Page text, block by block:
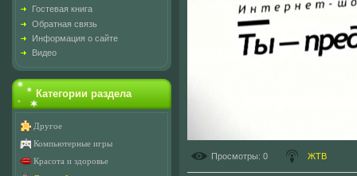
Гостевая книга
Обратная связь
Информация о сайте
Видео
Категории раздела
Другое
Компьютерные игры
Красота и здоровье
Просмотры: 0 ЖТВ